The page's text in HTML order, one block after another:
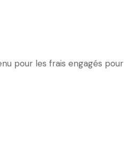
pour les frais engagés pour